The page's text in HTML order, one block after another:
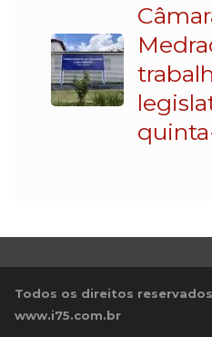
Todos os direitos reservados
www.i75.com.br